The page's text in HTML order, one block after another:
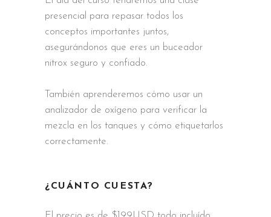
presencial para repasar todos los
conceptos importantes juntos,
asegurándonos que eres un buceador
nitrox seguro y confiado.
También aprenderemos cómo usar un
analizador de oxígeno para verificar la
mezcla en los tanques y cómo etiquetarlos
correctamente.
¿CUÁNTO CUESTA?